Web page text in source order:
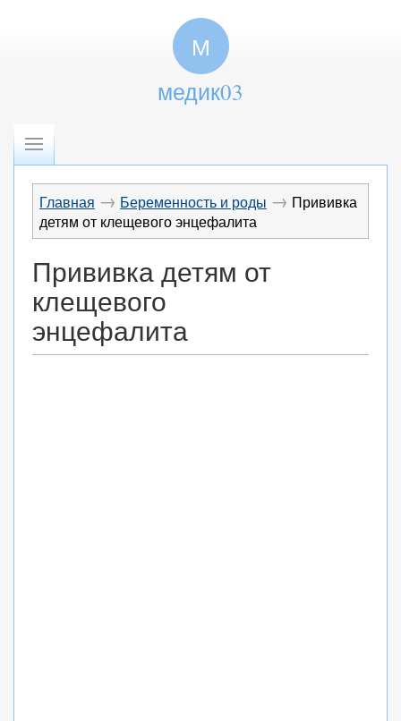
М
медик03
Главная → Беременность и роды → Прививка
детям от клещевого энцефалита
Прививка детям от
клещевого
энцефалита